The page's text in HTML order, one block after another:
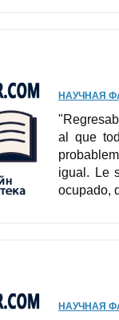
НАУЧНАЯ
al que
igual. Le
ocupado,
НАУЧНАЯ